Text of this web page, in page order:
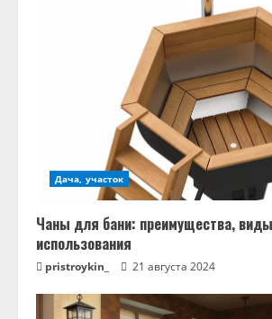
н
и
е
Дача, участок
Чаны для бани: преимущества,
использования
pristroykin_ 21 августа 2024